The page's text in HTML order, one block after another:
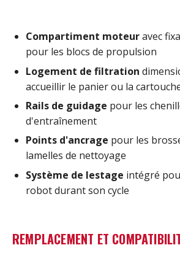
Compartiment moteuravec
pour les blocs de propulsion
Logement de filtration
accueillir le panier ou la
Rails de guidage pour les
d'entraînement
Points d'ancrage pour les
lamelles de nettoyage
Système de lestage intégré
robot durant son cycle
REMPLACEMENT ET